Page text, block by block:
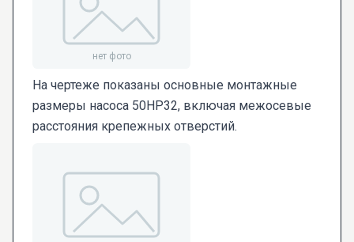
На чертеже показаны основные монтажные
размеры насоса 50НР32, включая межосевые
расстояния крепежных отверстий.